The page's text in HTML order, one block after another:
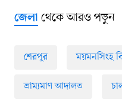
জেলাথেকে আরও পড়ুন
শেরপুর ময়মনসিংহ
ভ্রাম্যমাণ আদালত